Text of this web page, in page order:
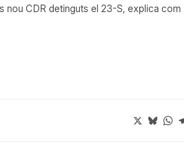
nou CDR detinguts el 23-S, explica
X